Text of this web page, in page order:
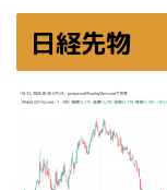
日経先物